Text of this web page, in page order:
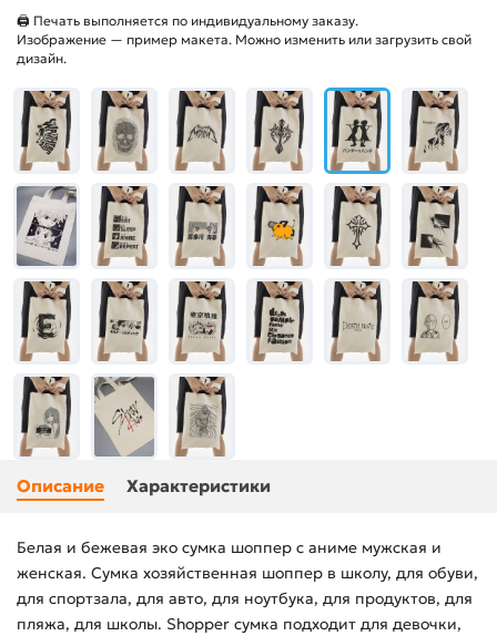
🖨 Печать выполняется по индивидуальному заказу.
Изображение — пример макета. Можно изменить или загрузить свой
дизайн.
Описание Характеристики
Белая и бежевая эко сумка шоппер с аниме мужская и
женская. Сумка хозяйственная шоппер в школу, для обуви,
для спортзала, для авто, для ноутбука, для продуктов, для
пляжа, для школы. Shopper сумка подходит для девочки,